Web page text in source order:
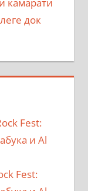
камарати
док
Fest:
и Al
Fest: